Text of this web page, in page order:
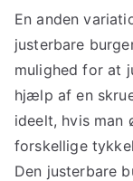
En anden
justerbare
mulighed for at
hjælp af en
ideelt, hvis man
forskellige
Den justerbare